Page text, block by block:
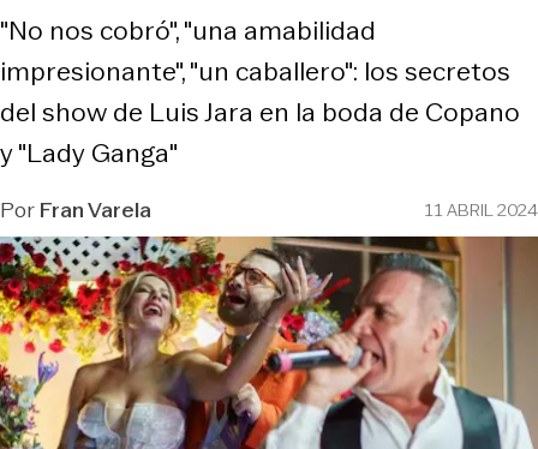
"No nos cobró", "una amabilidad
impresionante", "un caballero": los secretos
del show de Luis Jara en la boda de Copano
y "Lady Ganga"
PorFran Varela 11 ABRIL 2024